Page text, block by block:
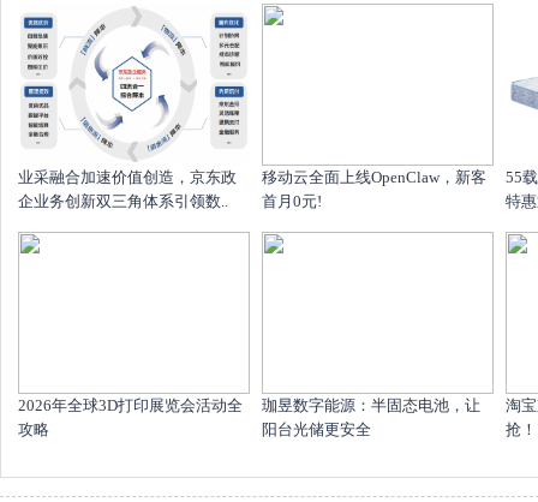
业采融合加速价值创造，京东政
企业务创新双三角体系引领数..
移动云全面上线OpenClaw，新客
首月0元!
55
特
2026年全球3D打印展览会活动全
攻略
珈昱数字能源：半固态电池，让
阳台光储更安全
淘
抢